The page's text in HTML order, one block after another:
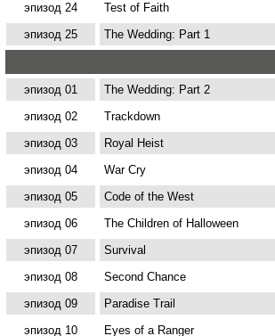
эпизод 24
Test of Faith
эпизод 25
The Wedding: Part 1
эпизод 01
The Wedding: Part 2
эпизод 02
Trackdown
эпизод 03
Royal Heist
эпизод 04
War Cry
эпизод 05
Code of the West
эпизод 06
The Children of Halloween
эпизод 07
Survival
эпизод 08
Second Chance
эпизод 09
Paradise Trail
эпизод 10
Eyes of a Ranger